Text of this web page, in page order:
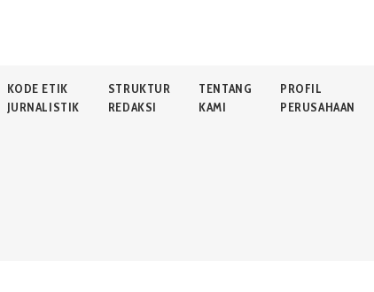
KODE ETIK
JURNALISTIK
STRUKTUR
REDAKSI
TENTANG
KAMI
PROFIL
PERUSAHAAN